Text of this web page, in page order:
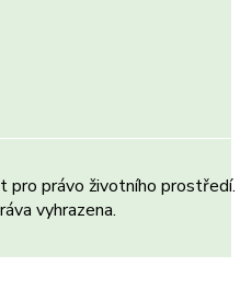
právo životního prostředí.
vyhrazena.